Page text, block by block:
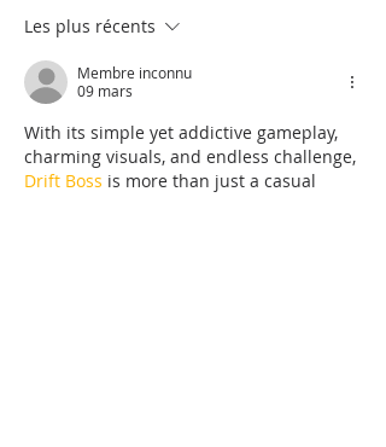
Les plus récents
Membre inconnu
09 mars
With its simple yet addictive gameplay,
charming visuals, and endless challenge,
Drift Boss is more than just a casual